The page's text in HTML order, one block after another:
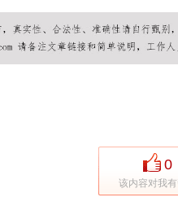
0
该内容对我